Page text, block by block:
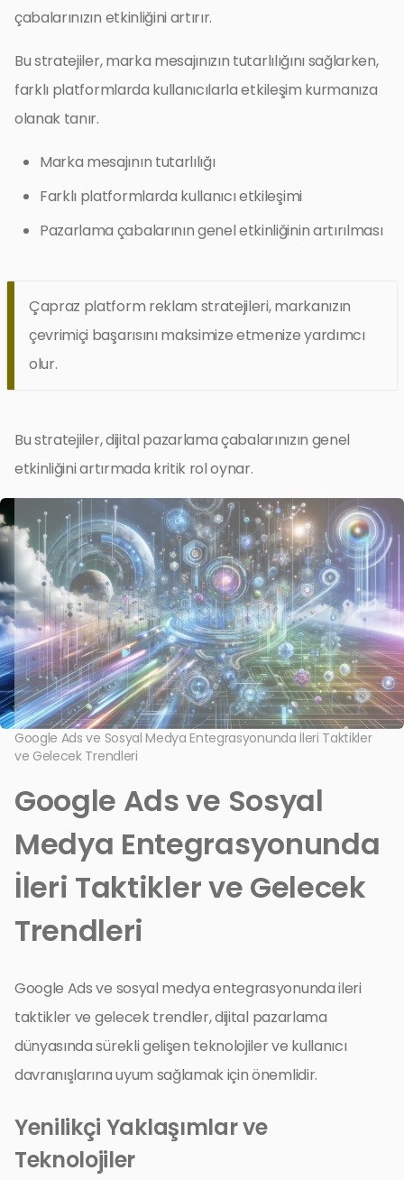
çabalarınızın etkinliğini artırır.
Bu stratejiler, marka mesajınızın tutarlılığını sağlarken,
farklı platformlarda kullanıcılarla etkileşim kurmanıza
olanak tanır.
Marka mesajının tutarlılığı
Farklı platformlarda kullanıcı etkileşimi
Pazarlama çabalarının genel etkinliğinin artırılması
Çapraz platform reklam stratejileri, markanızın
çevrimiçi başarısını maksimize etmenize yardımcı
olur.
Bu stratejiler, dijital pazarlama çabalarınızın genel
etkinliğini artırmada kritik rol oynar.
Google Ads ve Sosyal Medya Entegrasyonunda İleri Taktikler
ve Gelecek Trendleri
Google Ads ve Sosyal
Medya Entegrasyonunda
İleri Taktikler ve Gelecek
Trendleri
Google Ads ve sosyal medya entegrasyonunda ileri
taktikler ve gelecek trendler, dijital pazarlama
dünyasında sürekli gelişen teknolojiler ve kullanıcı
davranışlarına uyum sağlamak için önemlidir.
Yenilikçi Yaklaşımlar ve
Teknolojiler